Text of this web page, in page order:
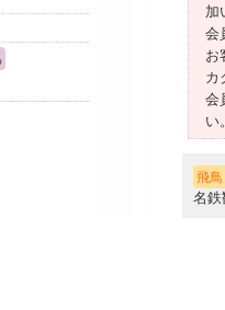
加
会
お
カ
会
い。
飛
名鉄